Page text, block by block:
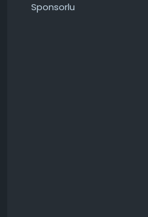
Sponsorlu